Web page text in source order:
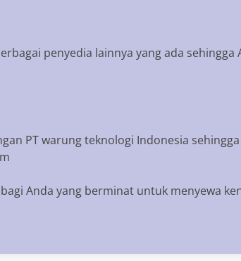
penyedia lainnya yang ada sehingga
PT warung teknologi Indonesia
bagi Anda yang berminat untuk menyewa